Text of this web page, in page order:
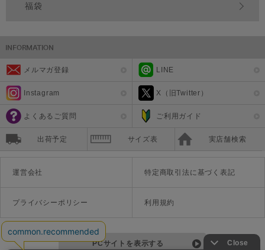
福袋
メルマガ登録 LINE
Instagram X（旧Twitter）
よくあるご質問 ご利用ガイド
出荷予定 サイズ表 実店舗検索
運営会社 特定商取引法に基づく表記
プライバシーポリシー 利用規約
PCサイトを表示する